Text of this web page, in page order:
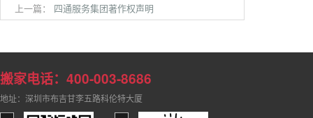
上一篇： 四通服务集团著作权声明
搬家电话：400-003-8686
地址：深圳市布吉甘李五路科伦特大厦